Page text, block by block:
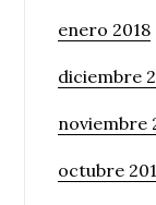
enero 2018
diciembre
noviembre
octubre